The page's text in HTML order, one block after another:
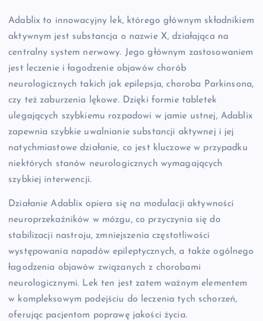
Adablix to innowacyjny lek, którego głównym składnikiem
aktywnym jest substancja o nazwie X, działająca na
centralny system nerwowy. Jego głównym zastosowaniem
jest leczenie i łagodzenie objawów chorób
neurologicznych takich jak epilepsja, choroba Parkinsona,
czy też zaburzenia lękowe. Dzięki formie tabletek
ulegających szybkiemu rozpadowi w jamie ustnej, Adablix
zapewnia szybkie uwalnianie substancji aktywnej i jej
natychmiastowe działanie, co jest kluczowe w przypadku
niektórych stanów neurologicznych wymagających
szybkiej interwencji.
Działanie Adablix opiera się na modulacji aktywności
neuroprzekaźników w mózgu, co przyczynia się do
stabilizacji nastroju, zmniejszenia częstotliwości
występowania napadów epileptycznych, a także ogólnego
łagodzenia objawów związanych z chorobami
neurologicznymi. Lek ten jest zatem ważnym elementem
w kompleksowym podejściu do leczenia tych schorzeń,
oferując pacjentom poprawę jakości życia.